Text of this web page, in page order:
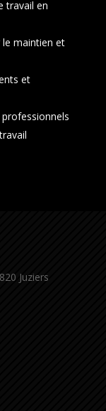
travail en
maintien et
et
Juziers